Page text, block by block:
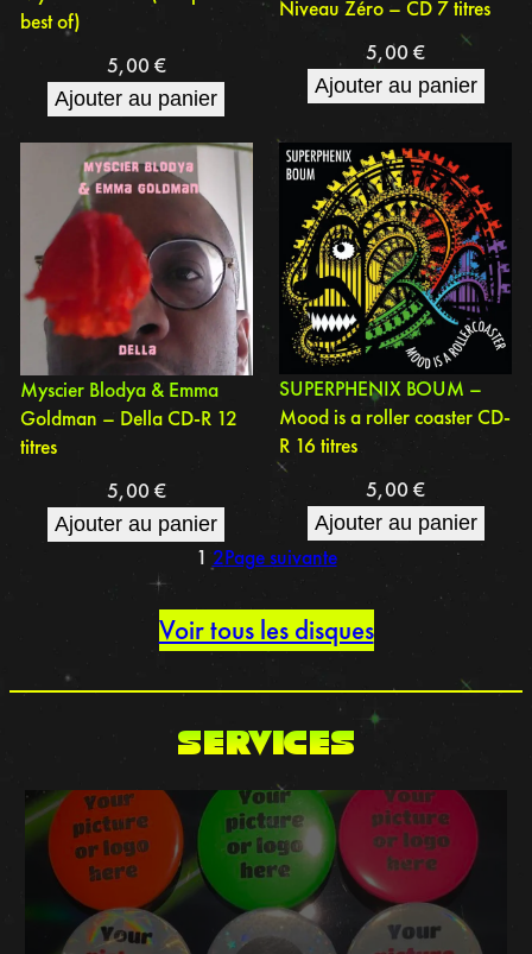
best of)
5,00 €
Ajouter au panier
Niveau Zéro – CD 7 titres
5,00€
Ajouter au panier
Myscier Blodya & Emma
Goldman – Della CD-R 12
titres
5,00 €
Ajouter au panier
SUPERPHENIX BOUM –
Mood is a roller coaster CD-
R 16 titres
5,00€
Ajouter au panier
1 2Page suivante
Voir tous les disques
SERVICES